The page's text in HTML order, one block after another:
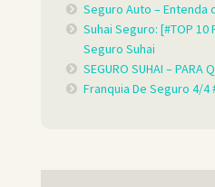
Seguro Auto –
Suhai Seguro: [#TOP 10
Seguro Suhai
SEGURO SUHAI – PARA
Franquia De Seguro 4/4